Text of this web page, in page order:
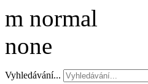
Vyhledávání...